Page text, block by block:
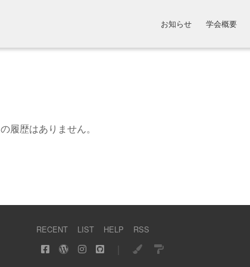
お知らせ 学会概要
の履歴はありません。
RECENT LIST HELP RSS